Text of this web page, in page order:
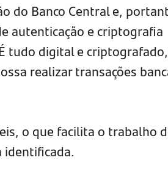
do Banco Central e,
autenticação e criptografia
tudo digital e
realizar transações
o que facilita o trabalho
identificada.